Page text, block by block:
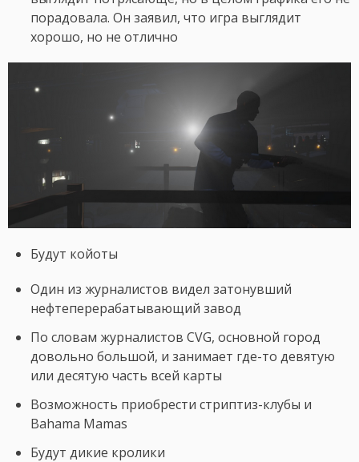
порадовала. Он заявил, что игра выглядит
хорошо, но не отлично
Будут койоты
Один из журналистов видел затонувший
нефтеперерабатывающий завод
По словам журналистов CVG, основной город
довольно большой, и занимает где-то девятую
или десятую часть всей карты
Возможность приобрести стриптиз-клубы и
Bahama Mamas
Будут дикие кролики